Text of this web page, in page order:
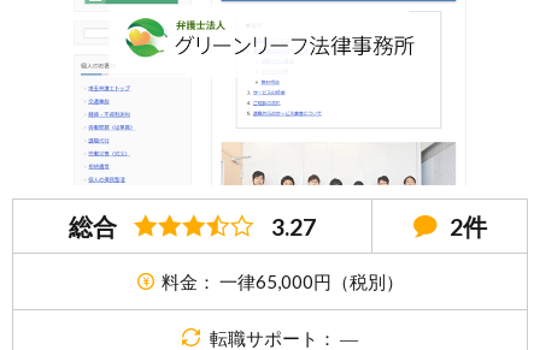
総合 3.27 2件
料金： 一律65,000円（税別）
転職サポート： ―